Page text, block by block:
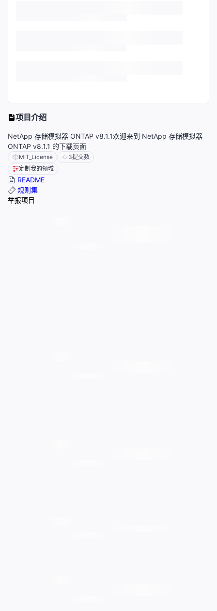
项目介绍
NetApp 存储模拟器 ONTAP v8.1.1欢迎来到 NetApp 存储模拟器
ONTAP v8.1.1 的下载页面
MIT_License 3提交数
定制我的领域
README
规则集
举报项目